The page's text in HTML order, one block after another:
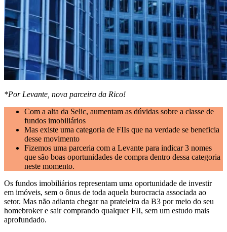
*Por Levante, nova parceira da Rico!
Com a alta da Selic, aumentam as dúvidas sobre a classe de
fundos imobiliários
Mas existe uma categoria de FIIs que na verdade se beneficia
desse movimento
Fizemos uma parceria com a Levante para indicar 3 nomes
que são boas oportunidades de compra dentro dessa categoria
neste momento.
Os fundos imobiliários representam uma oportunidade de investir
em imóveis, sem o ônus de toda aquela burocracia associada ao
setor. Mas não adianta chegar na prateleira da B3 por meio do seu
homebroker e sair comprando qualquer FII, sem um estudo mais
aprofundado.